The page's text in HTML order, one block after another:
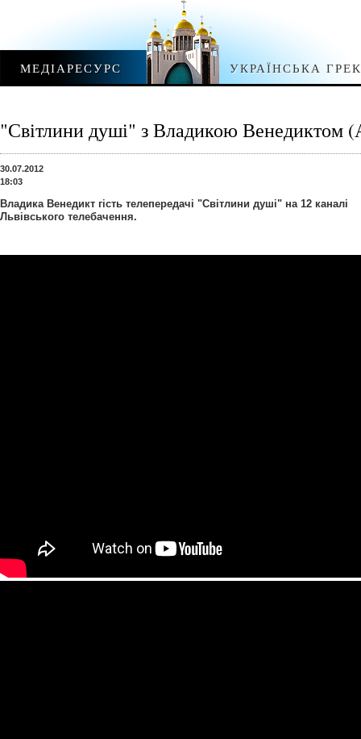
МЕДІАРЕСУРС УКРАЇНСЬКА
"Світлини душі" з Владикою Венедиктом
30.07.2012
18:03
Владика Венедикт гість телепередачі "Світлини душі" на 12 каналі
Львівського телебачення.